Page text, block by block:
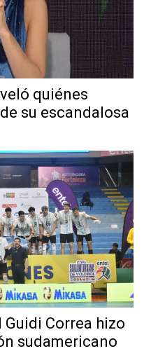
quiénes
su escandalosa
Guidi Correa hizo
sudamericano